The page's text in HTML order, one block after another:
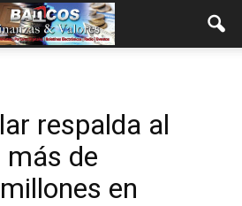
respalda al
de
en